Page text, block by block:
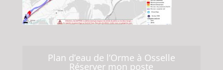
Plan d’eau de l’Orme à Osselle
Réserver mon poste